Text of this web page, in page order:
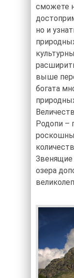
сможете
но и
выше
богата
Родопи –
озера